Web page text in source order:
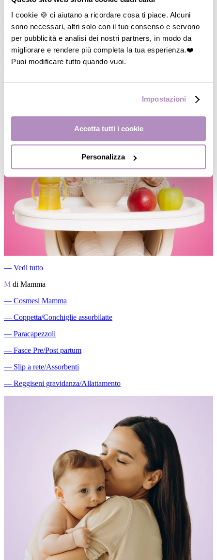
I cookie 🍪 ci aiutano a ricordare cosa ti piace. Alcuni
sono necessari, altri solo con il tuo consenso e servono
per pubblicità e analisi dei nostri partners, in modo da
migliorare e rendere più completa la tua esperienza.❤️
Puoi modificare tutto quando vuoi.
Impostazioni
Accetta tutti i cookie
Personalizza
―Set pappa
―Thermos
―Accessori
― Vedi tutto
M di Mamma
― Cosmesi Mamma
― Coppetta/Conchiglie assorbilatte
― Paracapezzoli
― Fasce Pre/Post partum
― Slip a rete/Assorbenti
― Reggiseni gravidanza/Allattamento